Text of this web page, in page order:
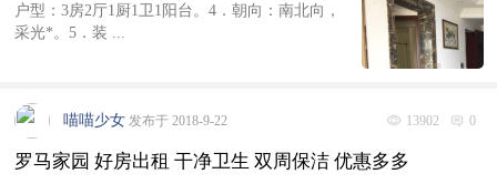
户型：3房2厅1厨1卫1阳台。4．朝向：南北向，
采光*。5．装 ...
13902 0
喵喵少女 发布于 2018-9-22
罗马家园 好房出租 干净卫生 双周保洁 优惠多多